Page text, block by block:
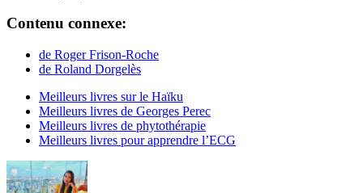
Contenu connexe:
de Roger Frison-Roche
de Roland Dorgelès
Meilleurs livres sur le Haïku
Meilleurs livres de Georges Perec
Meilleurs livres de phytothérapie
Meilleurs livres pour apprendre l’ECG